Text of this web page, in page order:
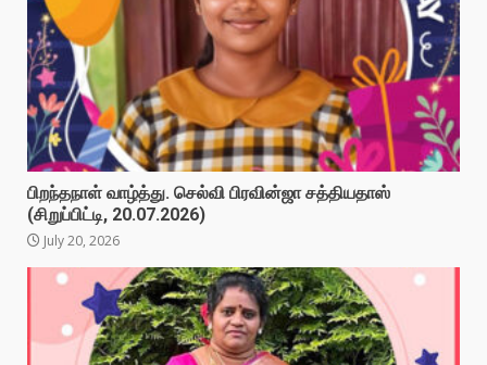
பிறந்தநாள் வாழ்த்து. செல்வி பிரவின்ஜா சத்தியதாஸ்
(சிறுப்பிட்டி, 20.07.2026)
July 20, 2026